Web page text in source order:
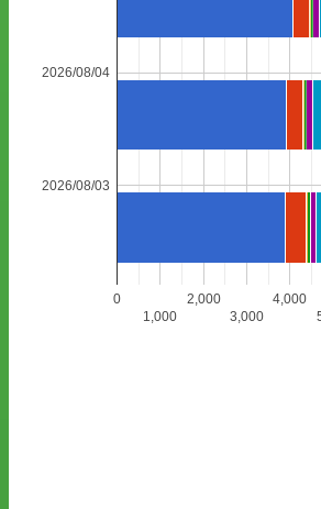
0
1,000
2,000
3,000
4,000
2026/08/03
2026/08/04